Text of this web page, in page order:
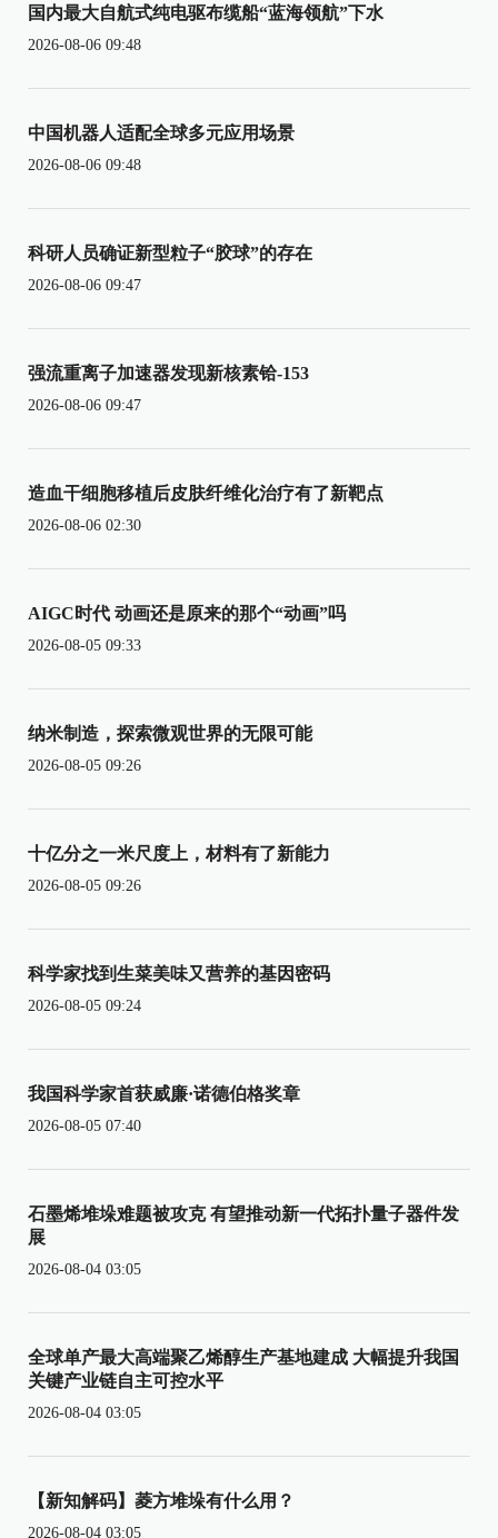
国内最大自航式纯电驱布缆船“蓝海领航”下水
2026-08-06 09:48
中国机器人适配全球多元应用场景
2026-08-06 09:48
科研人员确证新型粒子“胶球”的存在
2026-08-06 09:47
强流重离子加速器发现新核素铪-153
2026-08-06 09:47
造血干细胞移植后皮肤纤维化治疗有了新靶点
2026-08-06 02:30
AIGC时代 动画还是原来的那个“动画”吗
2026-08-05 09:33
纳米制造，探索微观世界的无限可能
2026-08-05 09:26
十亿分之一米尺度上，材料有了新能力
2026-08-05 09:26
科学家找到生菜美味又营养的基因密码
2026-08-05 09:24
我国科学家首获威廉·诺德伯格奖章
2026-08-05 07:40
石墨烯堆垛难题被攻克 有望推动新一代拓扑量子器件发
展
2026-08-04 03:05
全球单产最大高端聚乙烯醇生产基地建成 大幅提升我国
关键产业链自主可控水平
2026-08-04 03:05
【新知解码】菱方堆垛有什么用？
2026-08-04 03:05